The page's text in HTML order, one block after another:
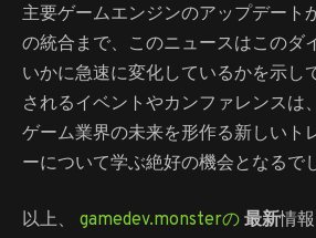
主要ゲームエンジンのアップデート
の統合まで、このニュースはこのダ
いかに急速に変化しているかを示し
されるイベントやカンファレンスは
ゲーム業界の未来を形作る新しいト
ーについて学ぶ絶好の機会となるで
以上、 gamedev.monsterの 最新情